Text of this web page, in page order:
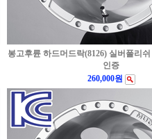
봉고후륜 하드머드락(8126) 실버폴리
인증
260,000원